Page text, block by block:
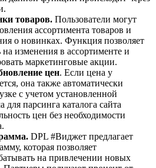
товаров. Пользователи могут
ассортимента товаров и
о новинках. Функция позволяет
на изменения в ассортименте и
маркетинговые акции​.
цен. Если цена у
она также автоматически
с учетом установленной
для парсинга каталога сайта
цен без необходимости
DPL #Виджет предлагает
которая позволяет
на привлечении новых